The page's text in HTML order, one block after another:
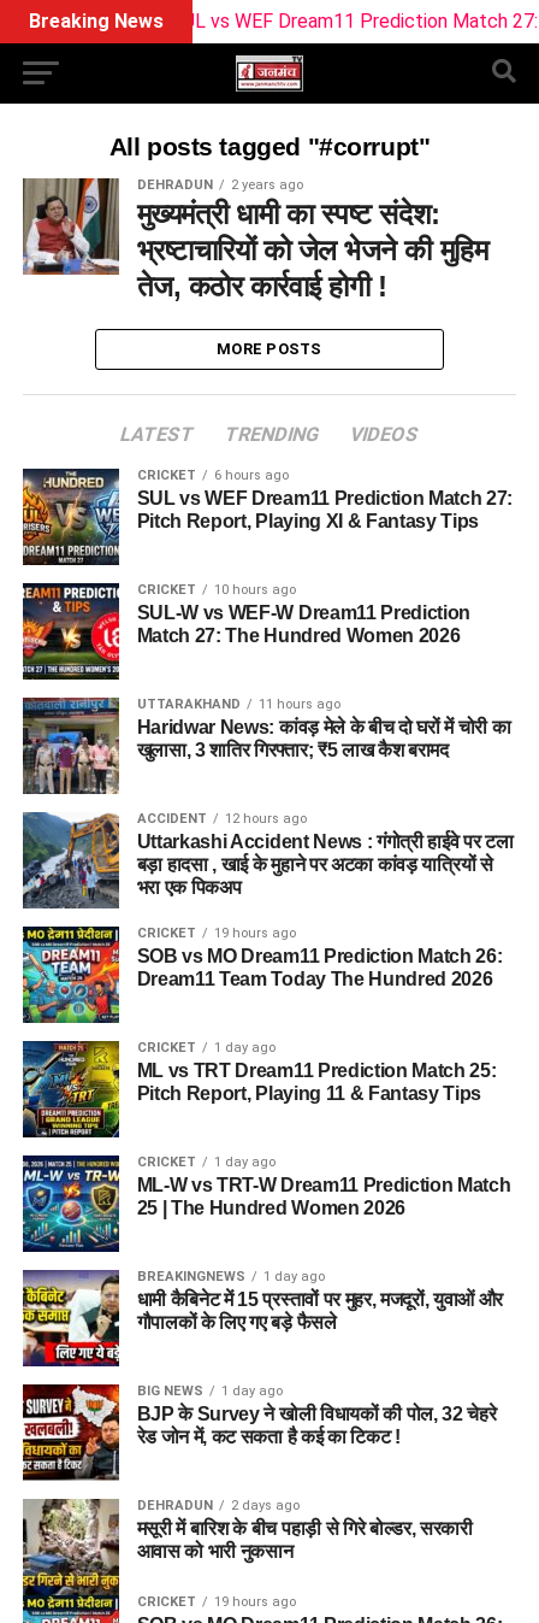
Breaking NewsSUL vs WEF Dream11 Prediction Match 27:
All posts tagged "#corrupt"
DEHRADUN 2 years ago
मुख्यमंत्री धामी का स्पष्ट संदेश:
भ्रष्टाचारियों को जेल भेजने की मुहिम
तेज, कठोर कार्रवाई होगी !
MORE POSTS
LATEST TRENDING VIDEOS
CRICKET 6 hours ago
SUL vs WEF Dream11 Prediction Match 27:
Pitch Report, Playing XI & Fantasy Tips
CRICKET 10 hours ago
SUL-W vs WEF-W Dream11 Prediction
Match 27: The Hundred Women 2026
UTTARAKHAND 11 hours ago
Haridwar News: कांवड़ मेले के बीच दो घरों में चोरी का
खुलासा, 3 शातिर गिरफ्तार; ₹5 लाख कैश बरामद
ACCIDENT 12 hours ago
Uttarkashi Accident News : गंगोत्री हाईवे पर टला
बड़ा हादसा , खाई के मुहाने पर अटका कांवड़ यात्रियों से
भरा एक पिकअप
CRICKET 19 hours ago
SOB vs MO Dream11 Prediction Match 26:
Dream11 Team Today The Hundred 2026
CRICKET 1 day ago
ML vs TRT Dream11 Prediction Match 25:
Pitch Report, Playing 11 & Fantasy Tips
CRICKET 1 day ago
ML-W vs TRT-W Dream11 Prediction Match
25 | The Hundred Women 2026
BREAKINGNEWS 1 day ago
धामी कैबिनेट में 15 प्रस्तावों पर मुहर, मजदूरों, युवाओं और
गौपालकों के लिए गए बड़े फैसले
BIG NEWS 1 day ago
BJP के Survey ने खोली विधायकों की पोल, 32 चेहरे
रेड जोन में, कट सकता है कई का टिकट !
DEHRADUN 2 days ago
मसूरी में बारिश के बीच पहाड़ी से गिरे बोल्डर, सरकारी
आवास को भारी नुकसान
CRICKET 19 hours ago